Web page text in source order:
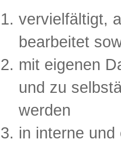
vervielfältigt,
bearbeitet
mit eigenen
und zu
werden
in interne